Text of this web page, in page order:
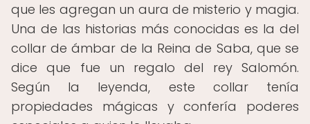
que les agregan un aura de misterio y magia.
Una de las historias más conocidas es la del
collar de ámbar de la Reina de Saba, que se
dice que fue un regalo del rey Salomón.
Según la leyenda, este collar tenía
propiedades mágicas y confería poderes